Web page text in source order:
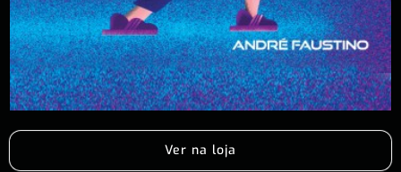
Ver na loja